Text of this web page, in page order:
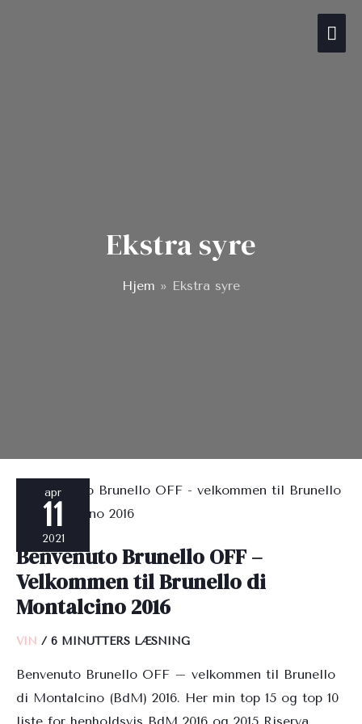
Ekstra syre
Hjem » Ekstra syre
apr
11
2021
Benvenuto Brunello OFF –
Velkommen til Brunello di
Montalcino 2016
VIN / 6 MINUTTERS LÆSNING
Benvenuto Brunello OFF – velkommen til Brunello
di Montalcino (BdM) 2016. Her min top 15 og top 10
Benvenuto
Brunello
OFF
–
Velkommen
til
Montalcino
2016